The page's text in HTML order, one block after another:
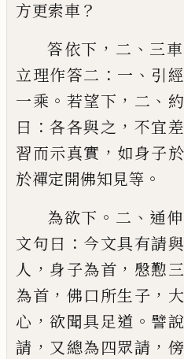
方更索車 ？
答依下 ， 二 、 三
立理作答二 ： 一 、 引
一乘 。 若望下 ， 二 、
曰 ：各各與之 ， 不宜
習而示真實 ， 如身子
於禪定開佛知見等 。
為欲下 。 二 、 通
文句曰 ： 今文具有請
人 ， 身子為首 ， 慇懃
為首 ， 佛口所生子 ，
心 ，欲聞具足道 。 譬
請 ， 又總為四眾請 ，